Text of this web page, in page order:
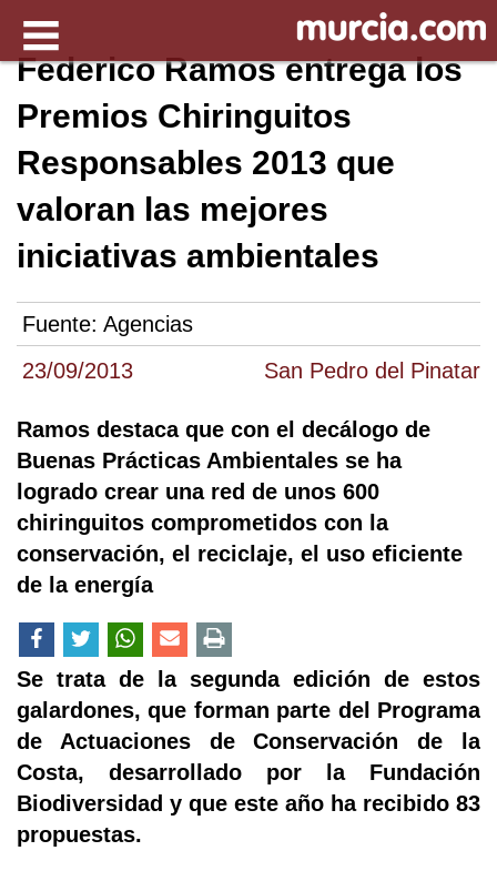
23/09/2013 San Pedro del Pinatar
Federico Ramos entrega los
Premios Chiringuitos
Responsables 2013 que
valoran las mejores
iniciativas ambientales
Fuente: Agencias
Ramos destaca que con el decálogo de
Buenas Prácticas Ambientales se ha
logrado crear una red de unos 600
chiringuitos comprometidos con la
conservación, el reciclaje, el uso eficiente
de la energía
Se trata de la segunda edición de estos
galardones, que forman parte del Programa
de Actuaciones de Conservación de la
Costa, desarrollado por la Fundación
Biodiversidad y que este año ha recibido 83
propuestas.